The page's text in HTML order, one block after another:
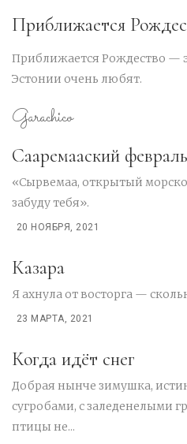
Приближается
Приближается Рождество —
Эстонии очень любят.
Garachico
Сааремааский
«Сырвемаа, открытый
забуду тебя».
20 НОЯБРЯ, 2021
Казара
Я ахнула от восторга —
23 МАРТА, 2021
Когда идёт снег
Добрая нынче зимушка,
сугробами, с заледенелыми
птицы не...